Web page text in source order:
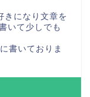
きになり文章を
いて少しでも
書いておりま